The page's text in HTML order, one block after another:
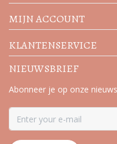
MIJN ACCOUNT
KLANTENSERVICE
NIEUWSBRIEF
Abonneer je op onze